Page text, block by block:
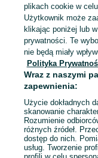
Mapa kategorii
Mapa miejscowości
Mapa ministron
Popularne wyszukiwania
plikach cookie w
Użytkownik może
klikając poniżej lub
prywatności. Te
nie będą miały
Polityka
Wraz z naszymi
zapewnienia:
Użycie dokładnych
skanowanie
Rozumienie
różnych źródeł.
dostęp do nich.
usług. Tworzenie